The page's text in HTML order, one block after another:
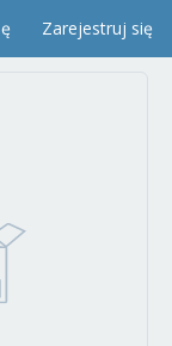
Zarejestruj się